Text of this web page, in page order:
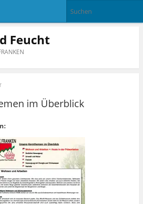
Feucht
im Überblick